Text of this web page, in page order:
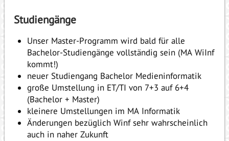
Studiengänge
Unser Master-Programm wird bald für alle
Bachelor-Studiengänge vollständig sein (MA WiInf
kommt!)
neuer Studiengang Bachelor Medieninformatik
große Umstellung in ET/TI von 7+3 auf 6+4
(Bachelor + Master)
kleinere Umstellungen im MA Informatik
Änderungen bezüglich Winf sehr wahrscheinlich
auch in naher Zukunft